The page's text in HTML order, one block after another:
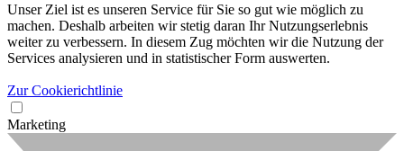
Unser Ziel ist es unseren Service für Sie so gut wie möglich zu
machen. Deshalb arbeiten wir stetig daran Ihr Nutzungserlebnis
weiter zu verbessern. In diesem Zug möchten wir die Nutzung der
Services analysieren und in statistischer Form auswerten.
Zur Cookierichtlinie
Marketing